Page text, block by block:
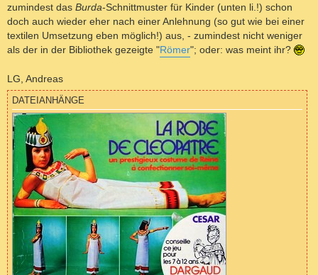
zumindest das Burda-Schnittmuster für Kinder (unten li.!) schon
doch auch wieder eher nach einer Anlehnung (so gut wie bei einer
textilen Umsetzung eben möglich!) aus, - zumindest nicht weniger
als der in der Bibliothek gezeigte "Römer"; oder: was meint ihr?
LG, Andreas
DATEIANHÄNGE